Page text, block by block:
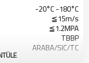
-20°C -180°C
≦15m/s
≦1.2MPA
TBBP
ARABA/SIC/TC